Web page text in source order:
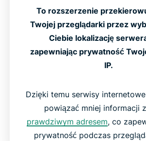
To rozszerzenie
Twojej przeglądarki przez
Ciebie lokalizację
zapewniając prywatność
IP.
Dzięki temu serwisy
powiązać mniej informacji z
prawdziwym adresem, co
prywatność podczas